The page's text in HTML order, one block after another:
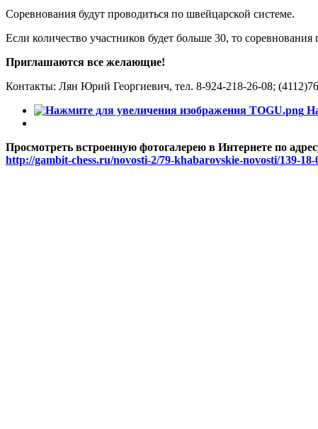
Соревнования будут проводиться по швейцарской системе.
Если количество участников будет больше 30, то
Приглашаются все желающие!
Контакты: Лян Юрий Георгиевич, тел. 8-924-218-26-08;
Просмотреть встроенную фотогалерею в Интернете по
http://gambit-chess.ru/novosti-2/79-khabarovskie-novosti/139-